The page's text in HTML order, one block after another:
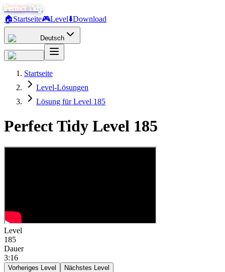
Perfect Tidy
🏠Startseite🎮Level⬇️Download
Deutsch
Startseite
Level-Lösungen
Lösung für Level 185
Perfect Tidy Level 185
Level
185
Dauer
3:16
Vorheriges Level Nächstes Level